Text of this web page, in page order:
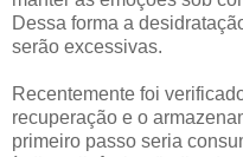
Dessa forma a
serão excessivas.
Recentemente foi
recuperação e o
primeiro passo seria